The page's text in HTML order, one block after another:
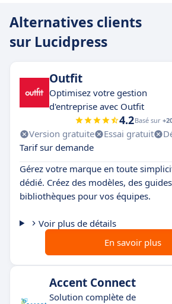
Alternatives clients
sur Lucidpress
Outfit
Optimisez votre gestion
d'entreprise avec Outfit
4.2Basé sur
Version gratuite Essai gratuit
Tarif sur demande
Gérez votre marque en toute
dédié. Créez des modèles, des
bibliothèques pour vos équipes.
Voir plus de détails
En savoir plus
Accent Connect
Solution complète de